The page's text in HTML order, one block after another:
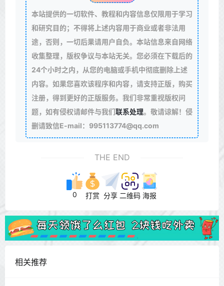
本站提供的一切软件、教程和内容信息仅限用于学习
和研究目的；不得将上述内容用于商业或者非法用
途，否则，一切后果请用户自负。本站信息来自网络
收集整理，版权争议与本站无关。您必须在下载后的
24个小时之内，从您的电脑或手机中彻底删除上述
内容。如果您喜欢该程序和内容，请支持正版，购买
注册，得到更好的正版服务。我们非常重视版权问
题，如有侵权请邮件与我们联系处理。敬请谅解！侵
删请致信E-mail：995113774@qq.com
THE END
0 打赏 分享 二维码 海报
相关推荐